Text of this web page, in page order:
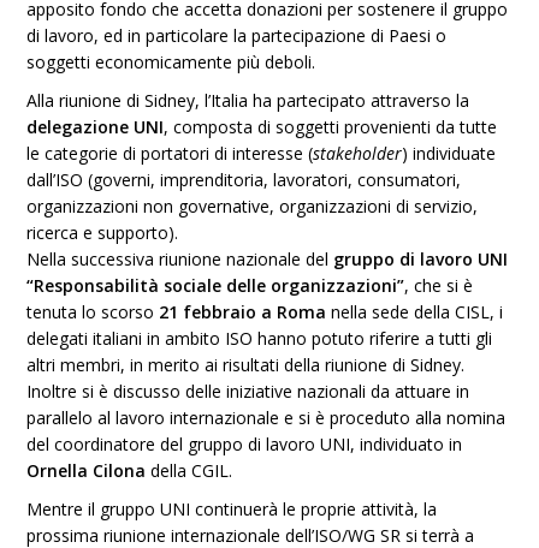
apposito fondo che accetta donazioni per sostenere il gruppo
di lavoro, ed in particolare la partecipazione di Paesi o
soggetti economicamente più deboli.
Alla riunione di Sidney, l’Italia ha partecipato attraverso la
delegazione UNI, composta di soggetti provenienti da tutte
le categorie di portatori di interesse (stakeholder) individuate
dall’ISO (governi, imprenditoria, lavoratori, consumatori,
organizzazioni non governative, organizzazioni di servizio,
ricerca e supporto).
Nella successiva riunione nazionale del gruppo di lavoro UNI
“Responsabilità sociale delle organizzazioni”, che si è
tenuta lo scorso 21 febbraio a Roma nella sede della CISL, i
delegati italiani in ambito ISO hanno potuto riferire a tutti gli
altri membri, in merito ai risultati della riunione di Sidney.
Inoltre si è discusso delle iniziative nazionali da attuare in
parallelo al lavoro internazionale e si è proceduto alla nomina
del coordinatore del gruppo di lavoro UNI, individuato in
Ornella Cilona della CGIL.
Mentre il gruppo UNI continuerà le proprie attività, la
prossima riunione internazionale dell’ISO/WG SR si terrà a